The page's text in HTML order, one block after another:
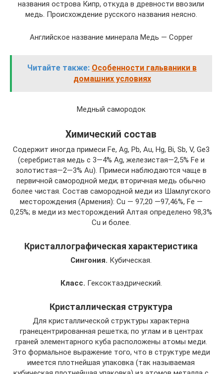
названия острова Кипр, откуда в древности ввозили
медь. Происхождение русского названия неясно.
Английское название минерала Медь — Copper
Читайте также: Особенности гальваники в
домашних условиях
Медный самородок
Химический состав
Содержит иногда примеси Fe, Ag, Pb, Au, Hg, Bi, Sb, V, Ge3
(серебристая медь с 3—4% Ag, железистая—2,5% Fe и
золотистая—2—3% Au). Примеси наблюдаются чаще в
первичной самородной меди; вторичная медь обычно
более чистая. Состав самородной меди из Шамлугского
месторождения (Армения): Cu — 97,20 —97,46%, Fe —
0,25%; в меди из месторождений Алтая определено 98,3%
Cu и более.
Кристаллографическая характеристика
Сингония. Кубическая.
Класс. Гексоктаэдрический.
Кристаллическая структура
Для кристаллической структуры характерна
гранецентрированная решетка; по углам и в центрах
граней элементарного куба расположены атомы меди.
Это формальное выражение того, что в структуре меди
имеется плотнейшая упаковка (так называемая